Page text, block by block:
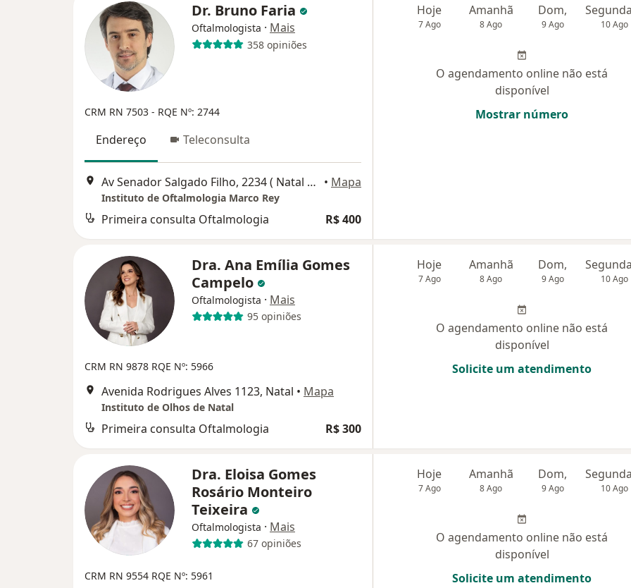
Dr. Bruno Faria
Oftalmologista · Mais
358 opiniões
CRM RN 7503 - RQE Nº: 2744
Endereço Teleconsulta
Av Senador Salgado Filho, 2234 ( Natal Shopping loja 122 Natal shopping), Natal • Mapa
Instituto de Oftalmologia Marco Rey
Primeira consulta Oftalmologia R$ 400
Hoje
7 Ago
Amanhã
8 Ago
Dom,
9 Ago 10 Ago
O agendamento online não está
disponível
Mostrar número
Dra. Ana Emília Gomes
Campelo
Oftalmologista · Mais
95 opiniões
CRM RN 9878 RQE Nº: 5966
Avenida Rodrigues Alves 1123, Natal • Mapa
Instituto de Olhos de Natal
Primeira consulta Oftalmologia R$ 300
Hoje
7 Ago
Amanhã
8 Ago
Dom,
9 Ago 10 Ago
O agendamento online não está
disponível
Solicite um atendimento
Dra. Eloisa Gomes
Rosário Monteiro
Teixeira
Oftalmologista · Mais
67 opiniões
CRM RN 9554 RQE Nº: 5961
Hoje
7 Ago
Amanhã
8 Ago
Dom,
9 Ago 10 Ago
O agendamento online não está
disponível
Solicite um atendimento